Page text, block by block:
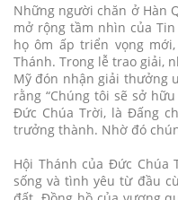
Những người chăn ở Hàn
mở rộng tầm nhìn của
họ ôm ấp triển vọng
Thánh. Trong lễ trao giải,
Mỹ đón nhận giải thưởng
rằng “Chúng tôi sẽ sở
Đức Chúa Trời, là Đấng
trưởng thành. Nhờ đó
Hội Thánh của Đức Chúa
sống và tình yêu từ đầu